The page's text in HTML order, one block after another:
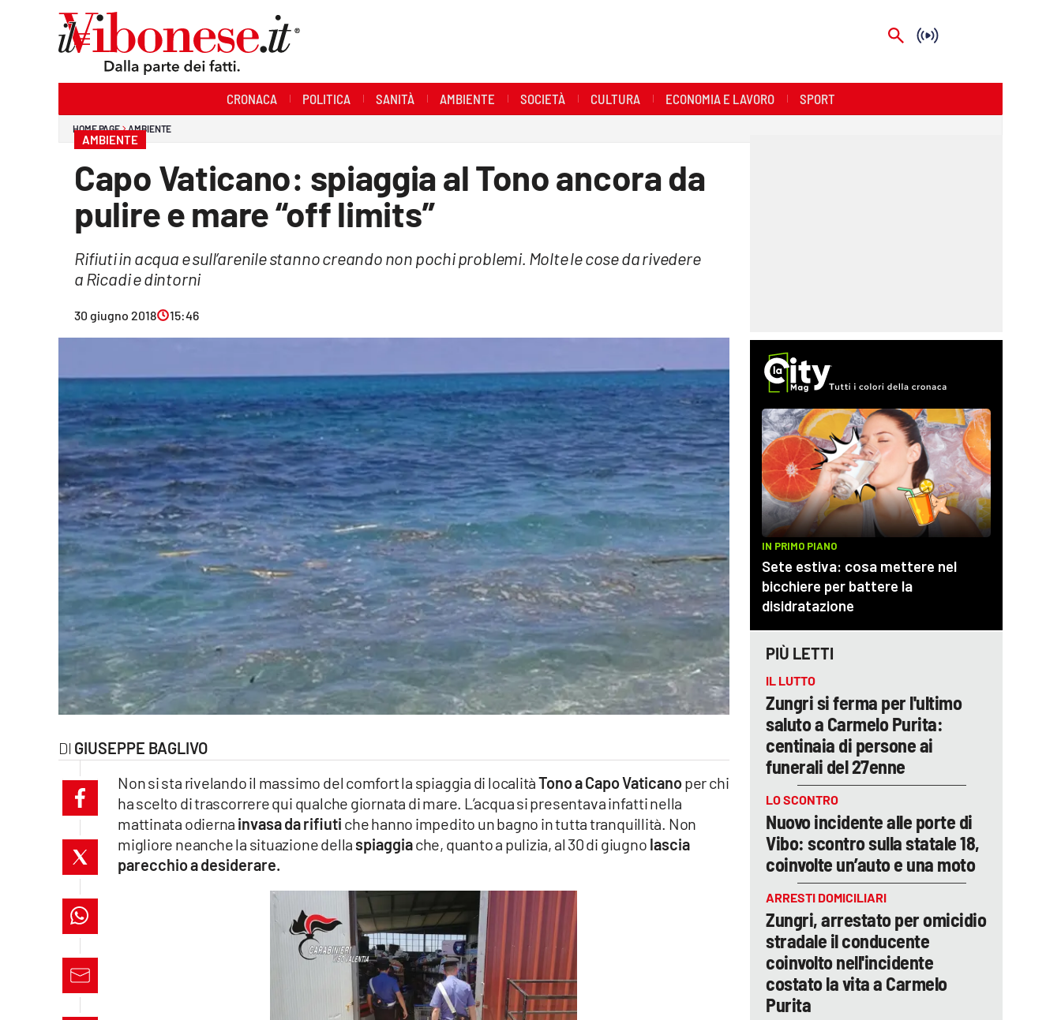
Streaming
Lac Network
lacitymag.it
cosenzachannel.it
ilvibonese.it
catanzarochannel.it
lacapitalenews.it
CRONACA POLITICA SANITÀ AMBIENTE SOCIETÀ CULTURA ECONOMIA E LAVORO SPORT
HOME PAGE AMBIENTE
AMBIENTE
Capo Vaticano: spiaggia al Tono ancora da
pulire e mare “off limits”
Rifiuti in acqua e sull’arenile stanno creando non pochi problemi. Molte le cose da rivedere
a Ricadi e dintorni
30 giugno 2018 15:46
GIUSEPPE BAGLIVO
Non si sta rivelando il massimo del comfort la spiaggia di localitàTono a Capo Vaticanoper chi
ha scelto di trascorrere qui qualche giornata di mare. L’acqua si presentava infatti nella
mattinata odierna invasa da rifiuti che hanno impedito un bagno in tutta tranquillità. Non
migliore neanche la situazione della spiaggiache, quanto a pulizia, al 30 di giugno lascia
parecchio a desiderare.
PIÙ LETTI
IL LUTTO
Zungri si ferma per l'ultimo
saluto a Carmelo Purita:
centinaia di persone ai
funerali del 27enne
LO SCONTRO
Nuovo incidente alle porte di
Vibo: scontro sulla statale 18,
coinvolte un’auto e una moto
ARRESTI DOMICILIARI
Zungri, arrestato per omicidio
stradale il conducente
coinvolto nell'incidente
costato la vita a Carmelo
Purita